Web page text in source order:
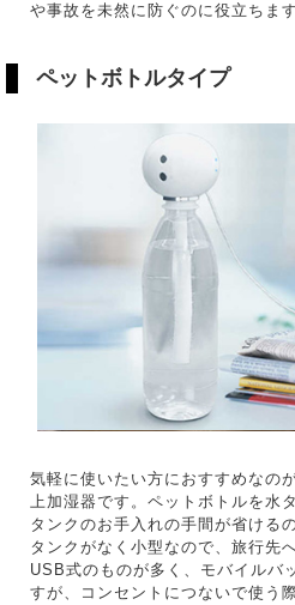
や事故を未然に防ぐのに役立ちます
ペットボトルタイプ
気軽に使いたい方におすすめなの
上加湿器です。ペットボトルを水
タンクのお手入れの手間が省ける
タンクがなく小型なので、旅行先
USB式のものが多く、モバイルバ
すが、コンセントにつないで使う